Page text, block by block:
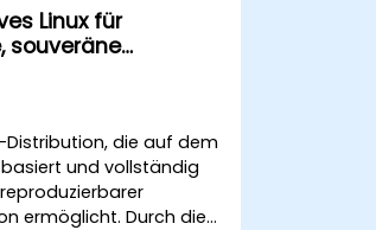
Linux für
souveräne
Distribution, die auf dem
und vollständig
ermöglicht. Durch die